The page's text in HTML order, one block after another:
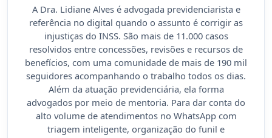
A Dra. Lidiane Alves é advogada previdenciarista e
referência no digital quando o assunto é corrigir as
injustiças do INSS. São mais de 11.000 casos
resolvidos entre concessões, revisões e recursos de
benefícios, com uma comunidade de mais de 190 mil
seguidores acompanhando o trabalho todos os dias.
Além da atuação previdenciária, ela forma
advogados por meio de mentoria. Para dar conta do
alto volume de atendimentos no WhatsApp com
triagem inteligente, organização do funil e